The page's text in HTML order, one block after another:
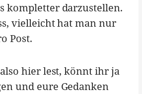
kompletter darzustellen.
vielleicht hat man nur
Post.
hier lest, könnt ihr ja
und eure Gedanken